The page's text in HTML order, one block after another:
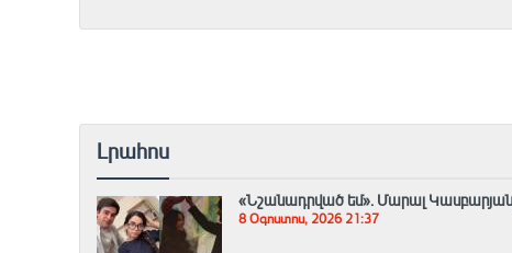
Լրահոս
«Նշանադրված եմ». Մարալ
8 Օգոստոս, 2026 21:37